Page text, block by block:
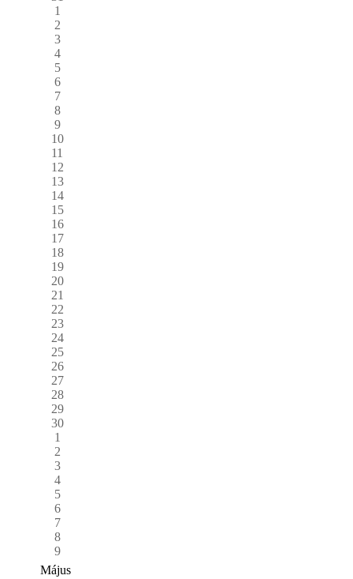
1
2
3
4
5
6
7
8
9
10
11
12
13
14
15
16
17
18
19
20
21
22
23
24
25
26
27
28
29
30
1
2
3
4
5
6
7
8
9
Május